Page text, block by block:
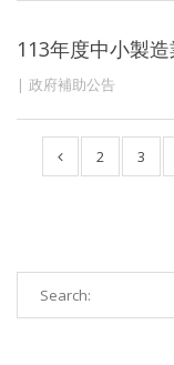
113年度中小製
政府補助公告
2 3